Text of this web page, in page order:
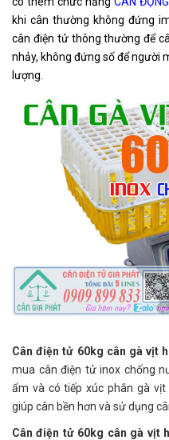
khi cân thường không đứng
cân điện tử thông thường để
nhảy, không đứng số để người
lượng.
Cân điện tử 60kg cân gà vịt
mua cân điện tử inox chống
ẩm và có tiếp xúc phân gà
giúp cân bền hơn và sử dụng
Cân điện tử 60kg cân gà vịt